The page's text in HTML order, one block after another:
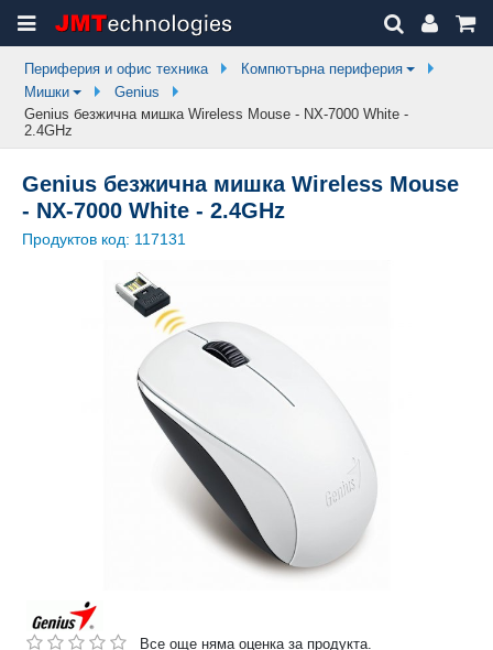
Периферия и офис техника
Компютърна периферия
Мишки
Genius
Genius безжична мишка Wireless Mouse - NX-7000 White -
2.4GHz
Genius безжична мишка Wireless Mouse
- NX-7000 White - 2.4GHz
Продуктов код: 117131
Все още няма оценка за продукта.